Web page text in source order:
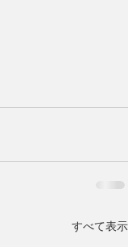
すべて表示